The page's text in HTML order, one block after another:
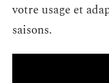
votre usage et
saisons.